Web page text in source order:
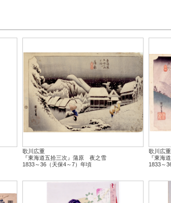
歌川広重
『東海道五拾三次』蒲原 夜之雪
1833～36（天保4～7）年頃
歌川広重
『東海
1833～